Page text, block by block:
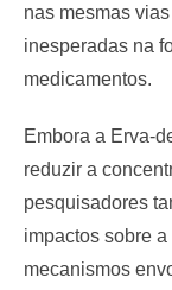
nas mesmas
inesperadas na
medicamentos.
Embora a Erva-
reduzir a
pesquisadores
impactos sobre
mecanismos